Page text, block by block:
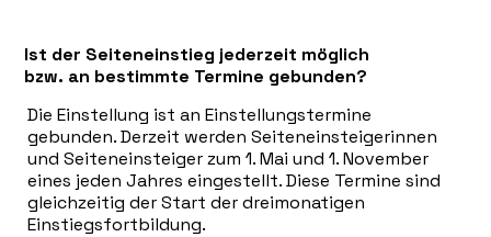
Ist der Seiteneinstieg jederzeit möglich
bzw. an bestimmte Termine gebunden?
Die Einstellung ist an Einstellungstermine
gebunden. Derzeit werden Seiteneinsteigerinnen
und Seiteneinsteiger zum 1. Mai und 1. November
eines jeden Jahres eingestellt. Diese Termine sind
gleichzeitig der Start der dreimonatigen
Einstiegsfortbildung.